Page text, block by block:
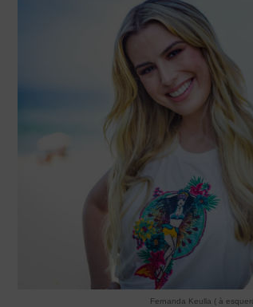
Fernanda Keulla ( à